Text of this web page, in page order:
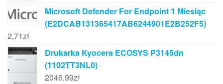
Microsoft Defender For Endpoint 1 Miesiąc
(E2DCAB131365417AB6244901E2B252F5)
2,71zł
Drukarka Kyocera ECOSYS P3145dn
(1102TT3NL0)
2046,99zł